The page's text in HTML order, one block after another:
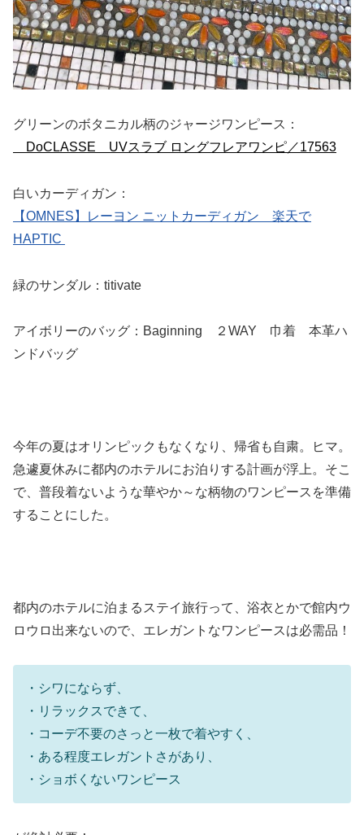
グリーンのボタニカル柄のジャージワンピース：
DoCLASSE UVスラブ ロングフレアワンピ／17563
白いカーディガン：
【OMNES】レーヨン ニットカーディガン 楽天で
HAPTIC
緑のサンダル：titivate
アイボリーのバッグ：Baginning ２WAY 巾着 本革ハ
ンドバッグ
今年の夏はオリンピックもなくなり、帰省も自粛。ヒマ。
急遽夏休みに都内のホテルにお泊りする計画が浮上。そこ
で、普段着ないような華やか～な柄物のワンピースを準備
することにした。
都内のホテルに泊まるステイ旅行って、浴衣とかで館内ウ
ロウロ出来ないので、エレガントなワンピースは必需品！
・シワにならず、
・リラックスできて、
・コーデ不要のさっと一枚で着やすく、
・ある程度エレガントさがあり、
・ショボくないワンピース